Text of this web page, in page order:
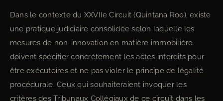
Dans le contexte du XXVIIe Circuit (Quintana Roo), existe
une pratique judiciaire consolidée selon laquelle les
mesures de non-innovation en matière immobilière
doivent spécifier concrètement les actes interdits pour
être exécutoires et ne pas violer le principe de légalité
procédurale. Ceux qui souhaiteraient invoquer les
critères des Tribunaux Collégiaux de ce circuit dans les